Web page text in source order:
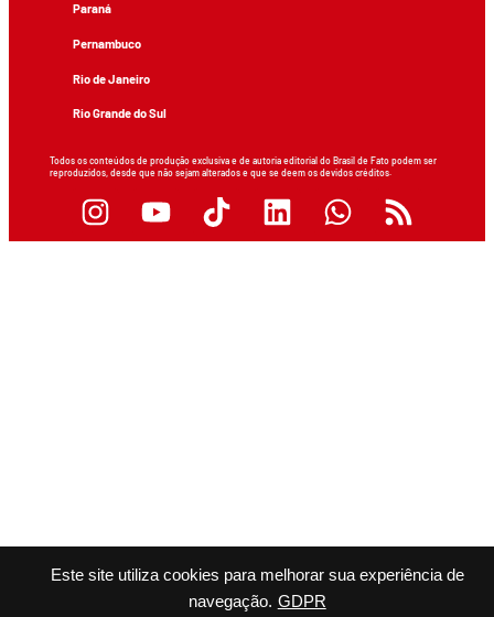
Este site utiliza cookies para melhorar sua experiência de
navegação. GDPR
Paraná
Pernambuco
Rio de Janeiro
Rio Grande do Sul
Todos os conteúdos de produção exclusiva e de autoria editorial do Brasil de Fato podem ser
reproduzidos, desde que não sejam alterados e que se deem os devidos créditos.